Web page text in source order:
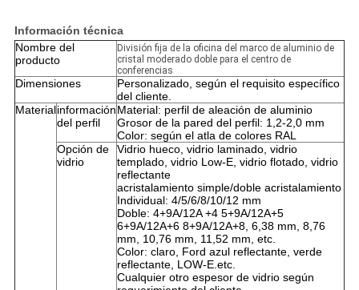
Información técnica
Nombre del
producto
División fija de la oficina del marco de aluminio de
cristal moderado doble para el centro de
conferencias
Dimensiones
Personalizado, según el requisito específico
del cliente.
Materialinformación
del perfil
Material: perfil de aleación de aluminio
Grosor de la pared del perfil: 1,2-2,0 mm
Color: según el atla de colores RAL
Opción de
vidrio
Vidrio hueco, vidrio laminado, vidrio
templado, vidrio Low-E, vidrio flotado, vidrio
reflectante
acristalamiento simple/doble acristalamiento
Individual: 4/5/6/8/10/12 mm
Doble: 4+9A/12A +4 5+9A/12A+5
6+9A/12A+6 8+9A/12A+8, 6,38 mm, 8,76
mm, 10,76 mm, 11,52 mm, etc.
Color: claro, Ford azul reflectante, verde
reflectante, LOW-E.etc.
Cualquier otro espesor de vidrio según